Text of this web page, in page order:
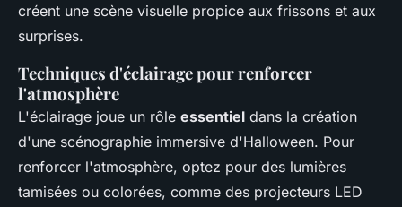
créent une scène visuelle propice aux frissons et aux
surprises.
Techniques d'éclairage pour renforcer
l'atmosphère
L'éclairage joue un rôle essentiel dans la création
d'une scénographie immersive d'Halloween. Pour
renforcer l'atmosphère, optez pour des lumières
tamisées ou colorées, comme des projecteurs LED